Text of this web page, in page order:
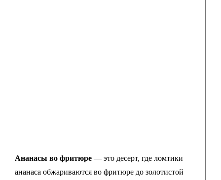
Ананасы во фритюре— это десерт, где ломтики
ананаса обжариваются во фритюре до золотистой